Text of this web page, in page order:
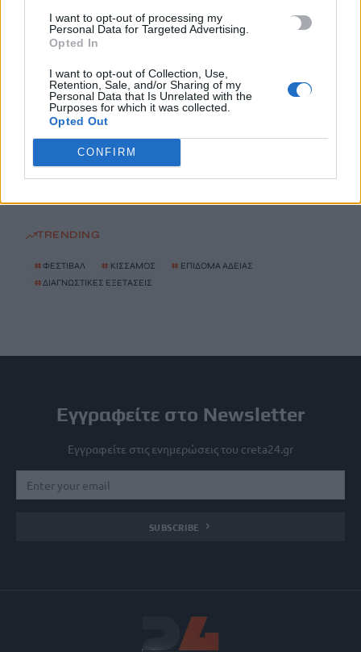
I want to opt-out of processing my
Personal Data for Targeted Advertising.
Opted In
I want to opt-out of Collection, Use,
Retention, Sale, and/or Sharing of my
Personal Data that Is Unrelated with the
Purposes for which it was collected.
Opted Out
CONFIRM
9 Αυγούστου, 2026
«Χρυσός» ο Ιάσωνας Μουσελίμης στο Παγκόσμιο
Πρωτάθλημα Κωπηλασίας Κ19
9 Αυγούστου, 2026
ΑΑΔΕ: Αιφνιδιαστικοί έλεγχοι χωρίς τοπικές… γνωριμίες
TRENDING
#ΦΕΣΤΙΒΑΛ # ΚΙΣΣΑΜΟΣ # ΕΠΙΔΟΜΑ ΑΔΕΙΑΣ
#ΔΙΑΓΝΩΣΤΙΚΕΣ ΕΞΕΤΑΣΕΙΣ
Εγγραφείτε στο Newsletter
Εγγραφείτε στις ενημερώσεις του creta24.gr
SUBSCRIBE